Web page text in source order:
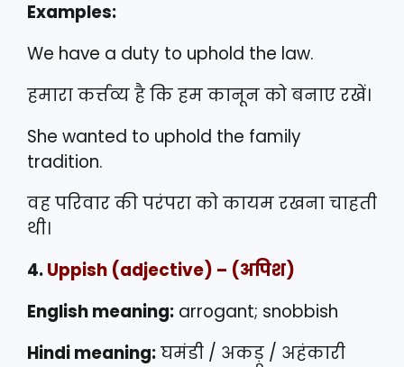
Examples:
We have a duty to uphold the law.
हमारा कर्त्तव्य है कि हम कानून को बनाए रखें।
She wanted to uphold the family
tradition.
वह परिवार की परंपरा को कायम रखना चाहती
थी।
4.Uppish (adjective) – (अपिश)
English meaning: arrogant; snobbish
Hindi meaning:घमंडी / अकड़ू / अहंकारी